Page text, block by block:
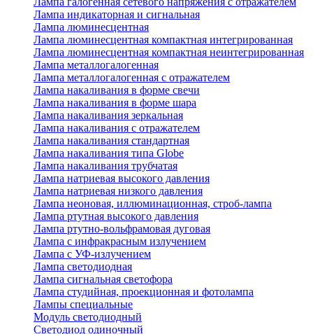
Лампа индикаторная и сигнальная
Лампа люминесцентная
Лампа люминесцентная компактная интегрированная
Лампа люминесцентная компактная неинтегрированная
Лампа металлогалогенная
Лампа металлогалогенная с отражателем
Лампа накаливания в форме свечи
Лампа накаливания в форме шара
Лампа накаливания зеркальная
Лампа накаливания с отражателем
Лампа накаливания стандартная
Лампа накаливания типа Globe
Лампа накаливания трубчатая
Лампа натриевая высокого давления
Лампа натриевая низкого давления
Лампа неоновая, иллюминационная, строб-лампа
Лампа ртутная высокого давления
Лампа ртутно-вольфрамовая дуговая
Лампа с инфракрасным излучением
Лампа с УФ-излучением
Лампа светодиодная
Лампа сигнальная светофора
Лампа студийная, проекционная и фотолампа
Лампы специальные
Модуль светодиодный
Светодиод одиночный